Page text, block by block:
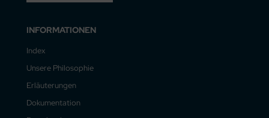
INFORMATIONEN
Index
Unsere Philosophie
Erläuterungen
Dokumentation